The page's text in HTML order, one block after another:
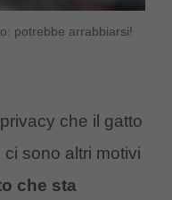
potrebbe arrabbiarsi!
che il gatto
sono altri motivi
che sta